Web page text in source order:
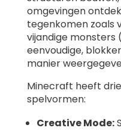
omgevingen
tegenkomen zoals
vijandige monsters
eenvoudige,
manier
Minecraft heeft
spelvormen:
Creative Mode: